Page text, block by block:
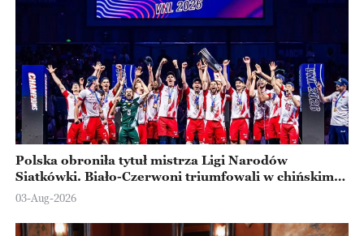
Polska obroniła tytuł mistrza Ligi Narodów
Siatkówki. Biało-Czerwoni triumfowali w chińskim
Ningbo
03-Aug-2026